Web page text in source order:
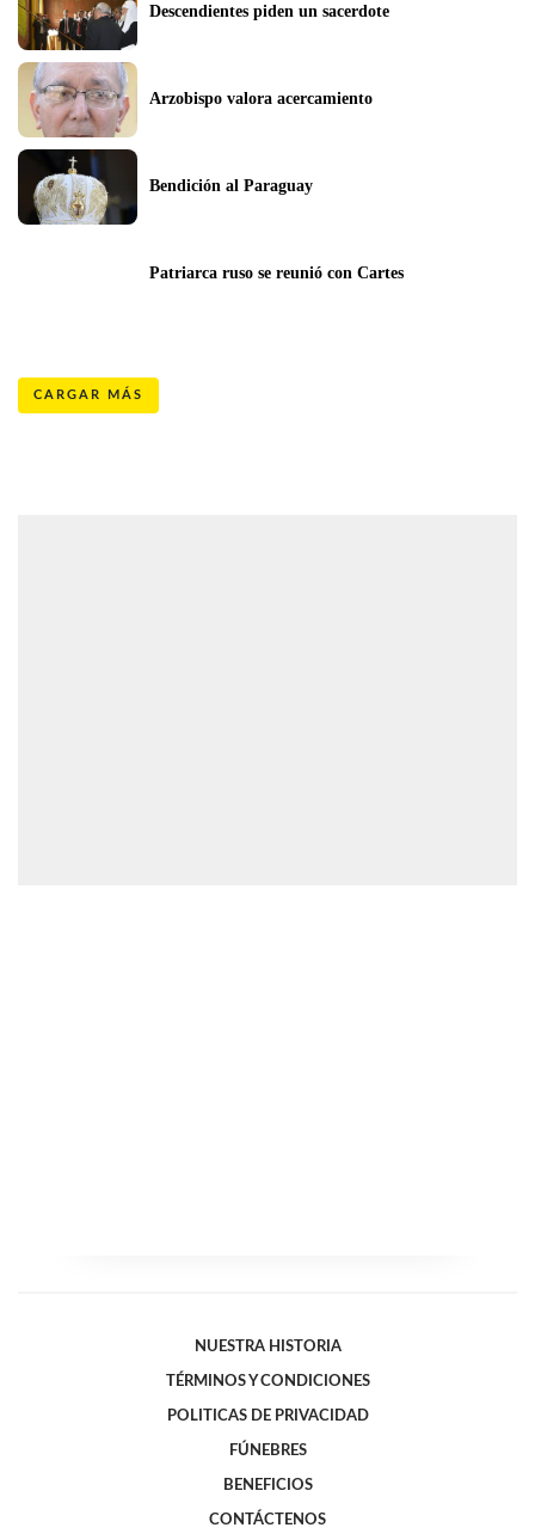
Descendientes piden un sacerdote
Arzobispo valora acercamiento
Bendición al Paraguay
Patriarca ruso se reunió con Cartes
CARGAR MÁS
NUESTRA HISTORIA
TÉRMINOS Y CONDICIONES
POLITICAS DE PRIVACIDAD
FÚNEBRES
BENEFICIOS
CONTÁCTENOS